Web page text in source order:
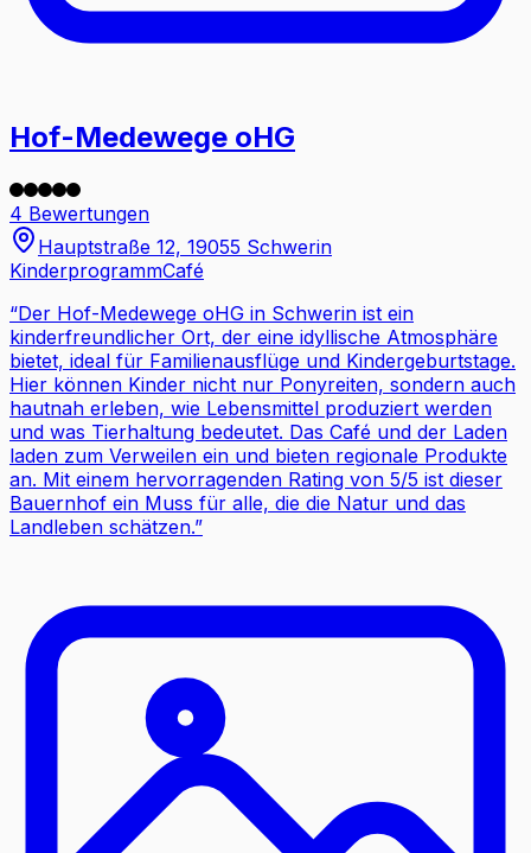
Hof-Medewege oHG
4 Bewertungen
Hauptstraße 12, 19055 Schwerin
KinderprogrammCafé
“Der Hof-Medewege oHG in Schwerin ist ein
kinderfreundlicher Ort, der eine idyllische Atmosphäre
bietet, ideal für Familienausflüge und Kindergeburtstage.
Hier können Kinder nicht nur Ponyreiten, sondern auch
hautnah erleben, wie Lebensmittel produziert werden
und was Tierhaltung bedeutet. Das Café und der Laden
laden zum Verweilen ein und bieten regionale Produkte
an. Mit einem hervorragenden Rating von 5/5 ist dieser
Bauernhof ein Muss für alle, die die Natur und das
Landleben schätzen.”